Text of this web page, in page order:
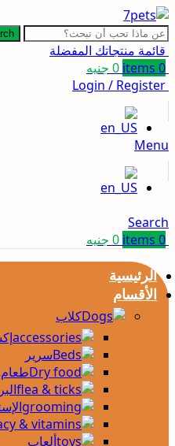
قائمة منتجاتك المفضلة
0
items
0 جنيه
Login / Register
Menu
Search
0
items
0 جنيه
الرئيسية
الأقسام
كلاب
سرير
ألعاب